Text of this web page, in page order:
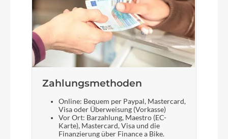
Zahlungsmethoden
Online: Bequem per Paypal, Mastercard,
Visa oder Überweisung (Vorkasse)
Vor Ort: Barzahlung, Maestro (EC-
Karte), Mastercard, Visa und die
Finanzierung über Finance a Bike.